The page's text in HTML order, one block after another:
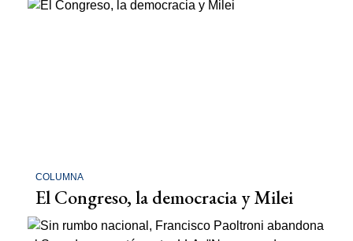
COLUMNA
El Congreso, la democracia y Milei